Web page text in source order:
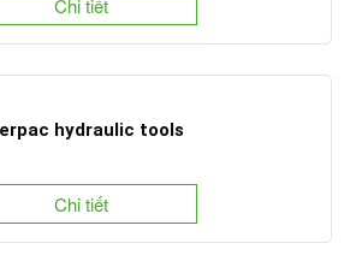
Chi tiết
hydraulic tools
Chi tiết